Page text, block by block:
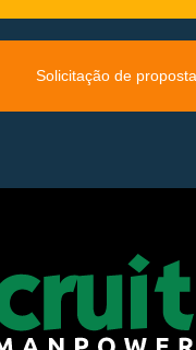
Solicitação de proposta